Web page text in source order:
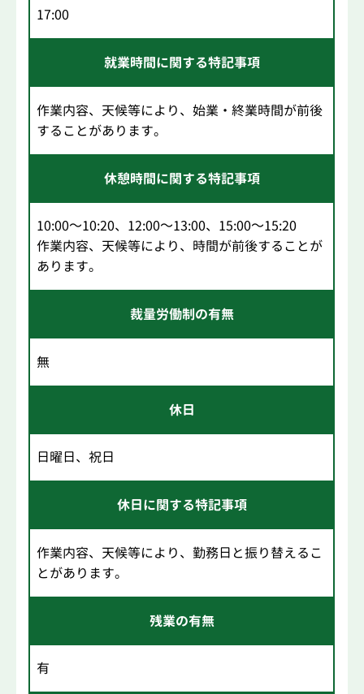
17:00
就業時間に関する特記事項
作業内容、天候等により、始業・終業時間が前後
することがあります。
休憩時間に関する特記事項
10:00～10:20、12:00～13:00、15:00～15:20
作業内容、天候等により、時間が前後することが
あります。
裁量労働制の有無
無
休日
日曜日、祝日
休日に関する特記事項
作業内容、天候等により、勤務日と振り替えるこ
とがあります。
残業の有無
有